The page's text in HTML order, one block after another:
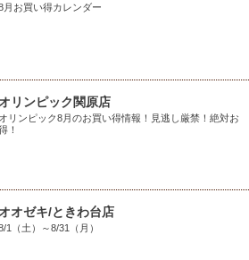
月お買い得カレンダー
リンピック関原店
オリンピック8月のお買い得情報！見逃し厳禁！絶対お
！
オゼキ/ときわ台店
1（土）～8/31（月）